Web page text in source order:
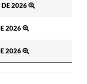
DE 2026
2026
2026